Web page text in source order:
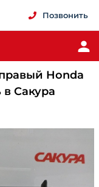
Позвонить
Honda
в Сакура